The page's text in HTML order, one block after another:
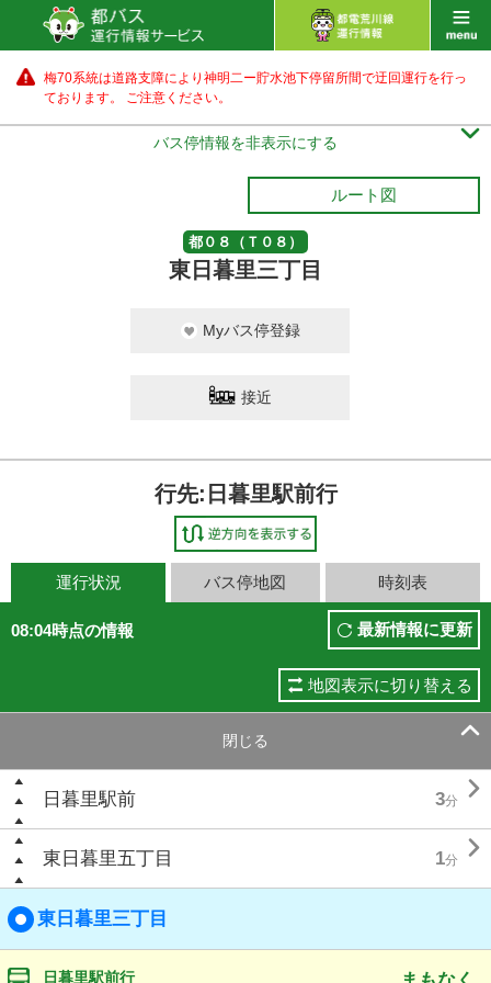
梅70系統は道路支障により神明二ー貯水池下停留所間で迂回運行を行っ
ております。 ご注意ください。
バス停情報を非表示にする 
ルート図
都０８（Ｔ０８）
東日暮里三丁目
Myバス停登録
接近
行先:日暮里駅前行
運行状況 バス停地図 時刻表
08:04時点の情報 最新情報に更新
地図表示に切り替える
閉じる 
日暮里駅前 3分 
東日暮里五丁目 1分 
東日暮里三丁目
日暮里駅前行